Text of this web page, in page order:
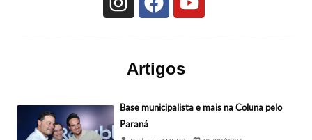
Artigos
Base municipalista e mais na Coluna pelo
Paraná